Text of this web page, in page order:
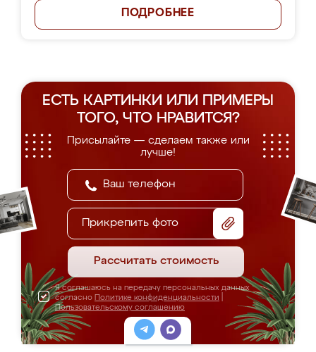
ПОДРОБНЕЕ
ЕСТЬ КАРТИНКИ ИЛИ ПРИМЕРЫ
ТОГО, ЧТО НРАВИТСЯ?
Присылайте — сделаем также или
лучше!
Прикрепить фото
Рассчитать стоимость
Я соглашаюсь на передачу персональных данных
согласно Политике конфиденциальности
Пользовательскому соглашению